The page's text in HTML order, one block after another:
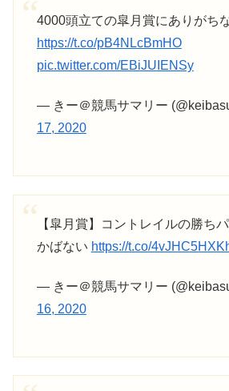
4000頭立ての皐月賞にありがち
https://t.co/pB4NLcBmHO
pic.twitter.com/EBiJUIENSy
— きー＠競馬サマリー
17, 2020
【皐月賞】コントレイルの勝ち
かばない https://t.co/
— きー＠競馬サマリー
16, 2020